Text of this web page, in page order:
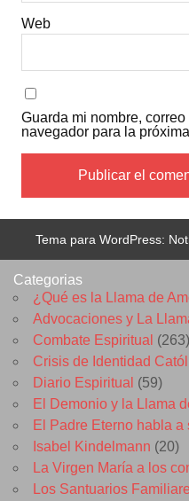
Web
Guarda mi nombre,
navegador para la
Tema para WordPress:
Categorias
¿Qué es la Llama de
Advocaciones y La
Combate Espiritual (263)
Crisis de Identidad
Diario Espiritual (59)
El Demonio y la Llama
El Padre Eterno habla a
Isabel Kindelmann (20)
La Virgen María a los
Los Santuarios